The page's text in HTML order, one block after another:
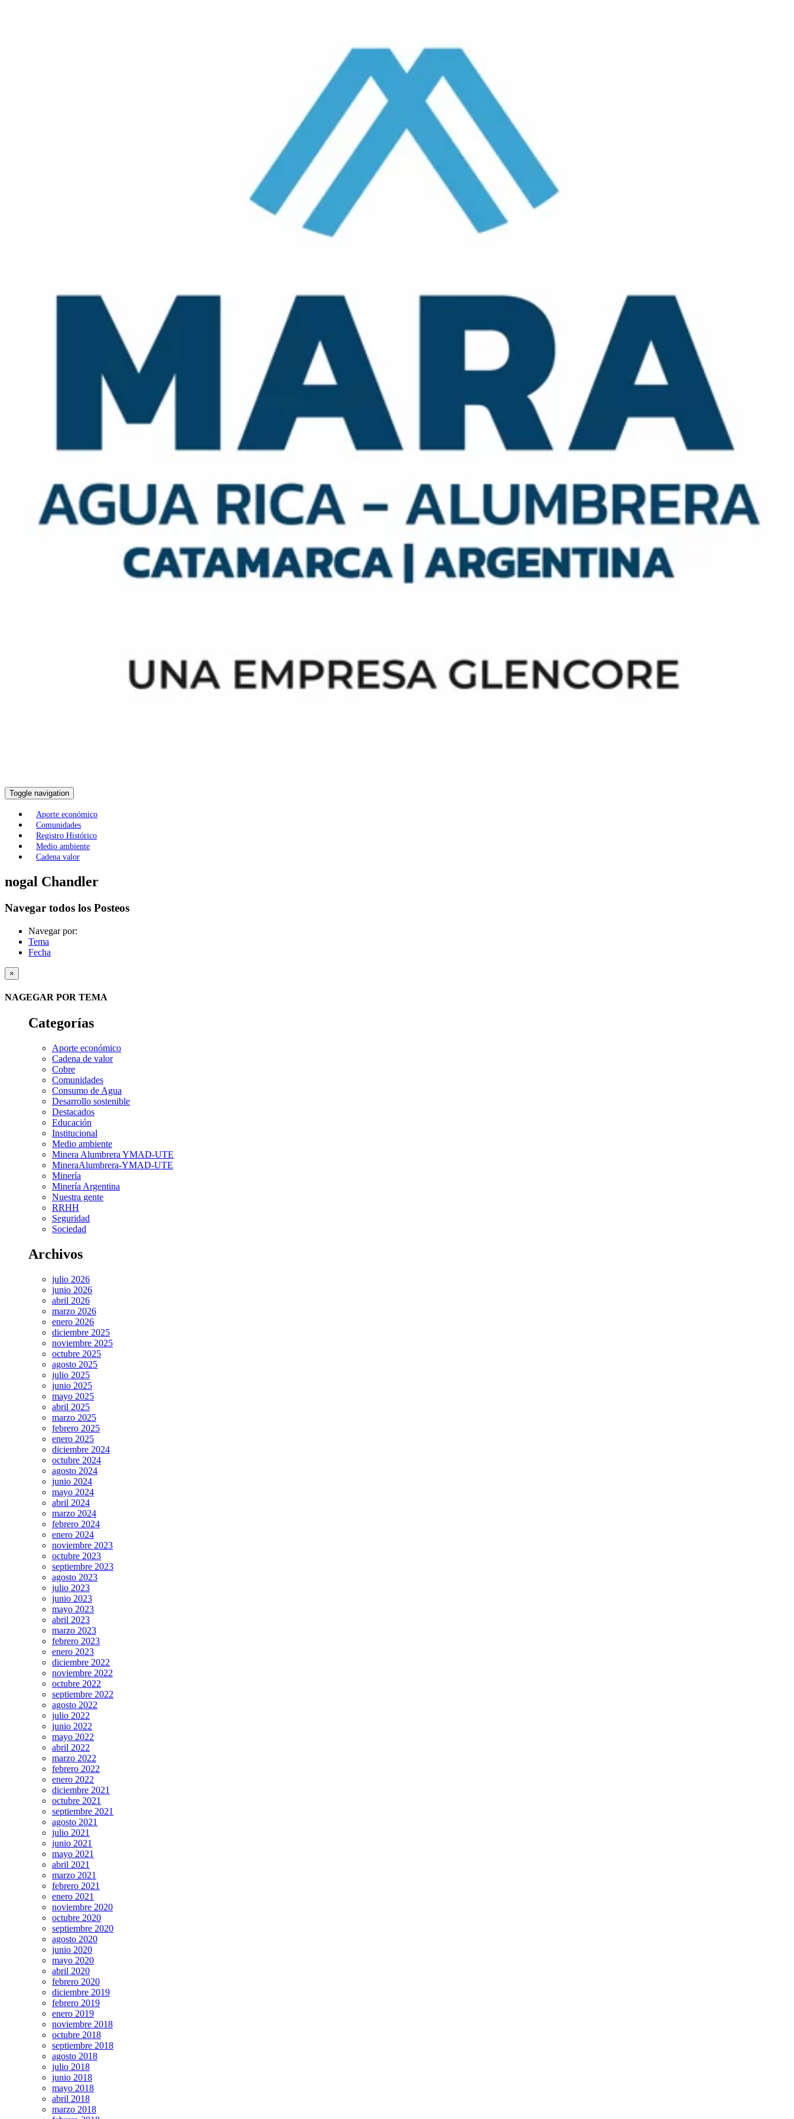
Toggle navigation
Aporte económico
Comunidades
Registro Histórico
Medio ambiente
Cadena valor
nogal Chandler
Navegar todos los Posteos
Navegar por:
Tema
Fecha
×
NAGEGAR POR TEMA
Categorías
Aporte económico
Cadena de valor
Cobre
Comunidades
Consumo de Agua
Desarrollo sostenible
Destacados
Educación
Institucional
Medio ambiente
Minera Alumbrera YMAD-UTE
MineraAlumbrera-YMAD-UTE
Minería
Minería Argentina
Nuestra gente
RRHH
Seguridad
Sociedad
Archivos
julio 2026
junio 2026
abril 2026
marzo 2026
enero 2026
diciembre 2025
noviembre 2025
octubre 2025
agosto 2025
julio 2025
junio 2025
mayo 2025
abril 2025
marzo 2025
febrero 2025
enero 2025
diciembre 2024
octubre 2024
agosto 2024
junio 2024
mayo 2024
abril 2024
marzo 2024
febrero 2024
enero 2024
noviembre 2023
octubre 2023
septiembre 2023
agosto 2023
julio 2023
junio 2023
mayo 2023
abril 2023
marzo 2023
febrero 2023
enero 2023
diciembre 2022
noviembre 2022
octubre 2022
septiembre 2022
agosto 2022
julio 2022
junio 2022
mayo 2022
abril 2022
marzo 2022
febrero 2022
enero 2022
diciembre 2021
octubre 2021
septiembre 2021
agosto 2021
julio 2021
junio 2021
mayo 2021
abril 2021
marzo 2021
febrero 2021
enero 2021
noviembre 2020
octubre 2020
septiembre 2020
agosto 2020
junio 2020
mayo 2020
abril 2020
febrero 2020
diciembre 2019
febrero 2019
enero 2019
noviembre 2018
octubre 2018
septiembre 2018
agosto 2018
julio 2018
junio 2018
mayo 2018
abril 2018
marzo 2018